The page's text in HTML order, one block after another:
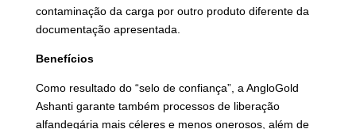
contaminação da carga por outro produto diferente da
documentação apresentada.
Benefícios
Como resultado do “selo de confiança”, a AngloGold
Ashanti garante também processos de liberação
alfandegária mais céleres e menos onerosos, além de